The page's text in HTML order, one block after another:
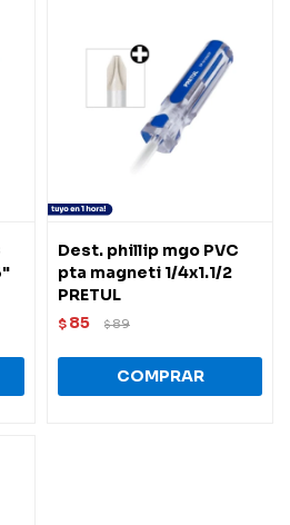
Dest. phillip mgo PVC
pta magneti 1/4x1.1/2
PRETUL
$ 85 $89